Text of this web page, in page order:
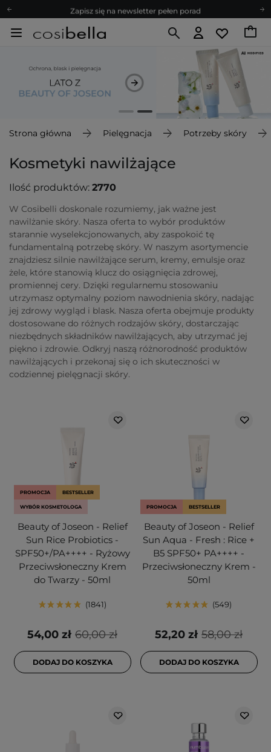
Zapisz się na newsletter pełen porad
Bezpłatne konsultacje kosmetologiczne
Poleć nas i zyskaj jeszcze więcej punktów
Zapisz się na newsletter pełen porad
Strona główna Pielęgnacja Potrzeby skóry
Kosmetyki nawilżające
Ilość produktów: 2770
W Cosibelli doskonale rozumiemy, jak ważne jest
nawilżanie skóry. Nasza oferta to wybór produktów
starannie wyselekcjonowanych, aby zaspokoić tę
fundamentalną potrzebę skóry. W naszym asortymencie
znajdziesz silnie nawilżające serum, kremy, emulsje oraz
żele, które stanowią klucz do osiągnięcia zdrowej,
promiennej cery. Dzięki regularnemu stosowaniu
utrzymasz optymalny poziom nawodnienia skóry, nadając
jej zdrowy wygląd i blask. Nasza oferta obejmuje produkty
dostosowane do różnych rodzajów skóry, dostarczając
niezbędnych składników nawilżających, aby utrzymać jej
piękno i zdrowie. Odkryj naszą różnorodność produktów
nawilżających i przekonaj się o ich skuteczności w
codziennej pielęgnacji skóry.
PROMOCJA BESTSELLER
WYBÓR KOSMETOLOGA
Beauty of Joseon - Relief
Sun Rice Probiotics -
SPF50+/PA++++ - Ryżowy
Przeciwsłoneczny Krem
do Twarzy - 50ml
1841
60,00 zł
54,00 zł
DODAJ DO KOSZYKA
PROMOCJA BESTSELLER
Beauty of Joseon - Relief
Sun Aqua - Fresh : Rice +
B5 SPF50+ PA++++ -
Przeciwsłoneczny Krem -
50ml
549
58,00 zł
52,20 zł
DODAJ DO KOSZYKA